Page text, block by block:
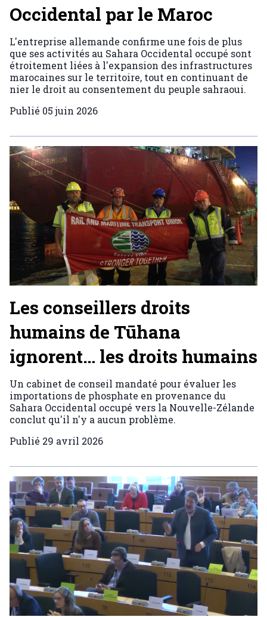
Occidental par le Maroc
L'entreprise allemande confirme une fois de plus
que ses activités au Sahara Occidental occupé sont
étroitement liées à l'expansion des infrastructures
marocaines sur le territoire, tout en continuant de
nier le droit au consentement du peuple sahraoui.
Publié 05 juin 2026
Les conseillers droits
humains de Tūhana
ignorent… les droits humains
Un cabinet de conseil mandaté pour évaluer les
importations de phosphate en provenance du
Sahara Occidental occupé vers la Nouvelle-Zélande
conclut qu'il n'y a aucun problème.
Publié 29 avril 2026